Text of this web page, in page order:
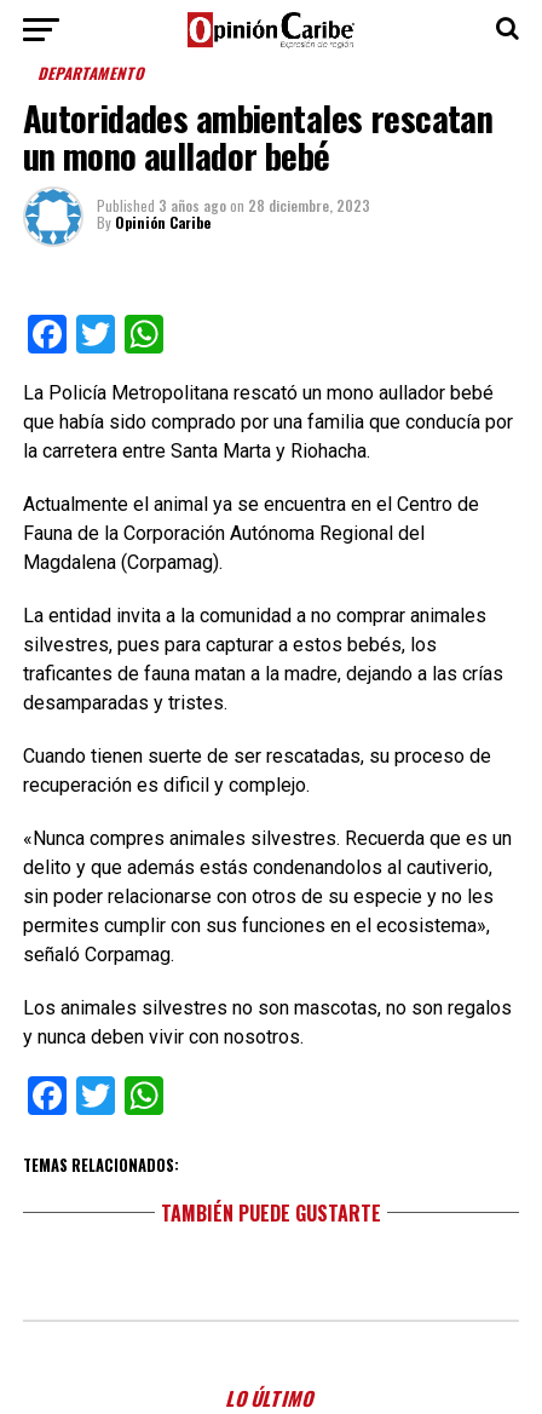
DEPARTAMENTO
Autoridades ambientales rescatan
un mono aullador bebé
Published 3 años agoon 28 diciembre, 2023
By Opinión Caribe
Facebook
TwitterWhatsApp
La Policía Metropolitana rescató un mono aullador bebé
que había sido comprado por una familia que conducía por
la carretera entre Santa Marta y Riohacha.
Actualmente el animal ya se encuentra en el Centro de
Fauna de la Corporación Autónoma Regional del
Magdalena (Corpamag).
La entidad invita a la comunidad a no comprar animales
silvestres, pues para capturar a estos bebés, los
traficantes de fauna matan a la madre, dejando a las crías
desamparadas y tristes.
Cuando tienen suerte de ser rescatadas, su proceso de
recuperación es dificil y complejo.
«Nunca compres animales silvestres. Recuerda que es un
delito y que además estás condenandolos al cautiverio,
sin poder relacionarse con otros de su especie y no les
permites cumplir con sus funciones en el ecosistema»,
señaló Corpamag.
Los animales silvestres no son mascotas, no son regalos
y nunca deben vivir con nosotros.
Facebook
TwitterWhatsApp
TEMAS RELACIONADOS:
TAMBIÉN PUEDE GUSTARTE
LO ÚLTIMO